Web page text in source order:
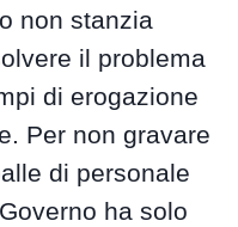
non stanzia
il problema
di erogazione
Per non gravare
di personale
ha solo